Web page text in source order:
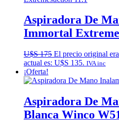
Aspiradora De
Immortal
U$S175 El precio original
actual es: U$S 135. IVA inc
¡Oferta!
Aspiradora De
Blanca Winco